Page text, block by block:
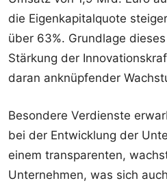
die Eigenkapitalquote
über 63%. Grundlage
Stärkung der
daran anknüpfender
Besondere Verdienste
bei der Entwicklung der
einem transparenten,
Unternehmen, was sich